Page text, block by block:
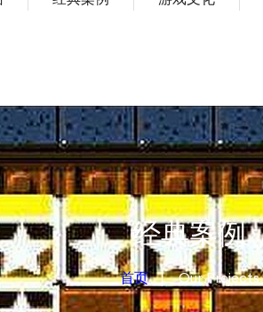
经典案例
首页 Our Projects